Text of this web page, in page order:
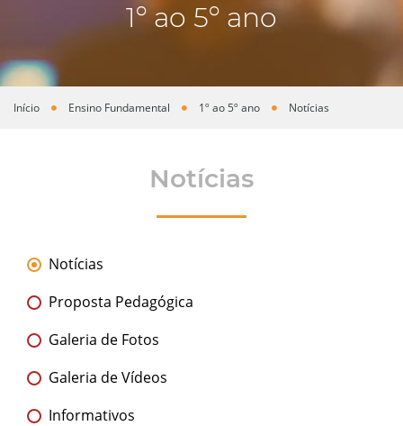
1º ao 5º ano
Você está aqui
Início Ensino Fundamental 1º ao 5º ano Notícias
Notícias
Notícias
Proposta Pedagógica
Galeria de Fotos
Galeria de Vídeos
Informativos